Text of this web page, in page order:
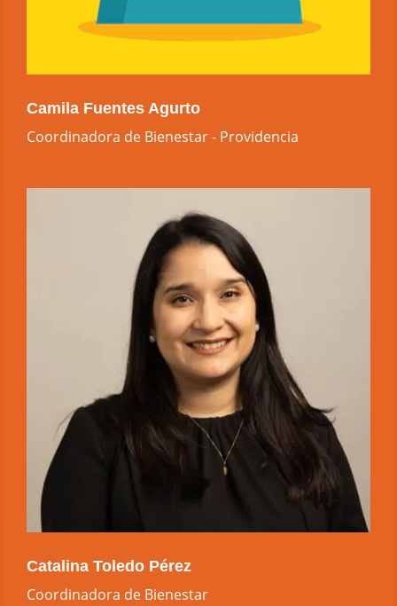
Camila Fuentes Agurto
Coordinadora de Bienestar - Providencia
Catalina Toledo Pérez
Coordinadora de Bienestar